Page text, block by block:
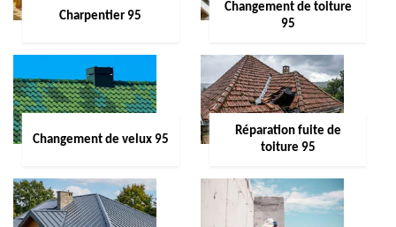
Charpentier 95
Changement de toiture
95
Changement de velux 95
Réparation fuite de
toiture 95